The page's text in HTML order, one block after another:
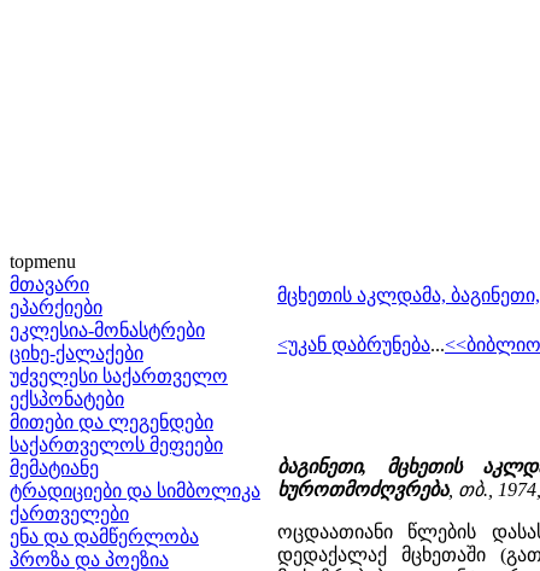
topmenu
მთავარი
ეპარქიები
ეკლესია-მონასტრები
ციხე-ქალაქები
უძველესი საქართველო
ექსპონატები
მითები და ლეგენდები
საქართველოს მეფეები
მემატიანე
ტრადიციები და სიმბოლიკა
ქართველები
ენა და დამწერლობა
პროზა და პოეზია
მცხეთის აკლდამა,
<უკან დაბრუნება...
ბაგინეთი, მცხეთის
ხუროთმოძღვრება, თბ.,
ოცდაათიანი წლების
დედაქალაქ მცხეთაში